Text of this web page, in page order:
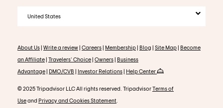
United States
About Us| Write a review| Careers| Membership| Blog | Site Map| Become
an Affiliate| Travelers' Choice| Owners| Business
Advantage| DMO/CVB | Investor Relations| Help Center
© 2025 Tripadvisor LLC All rights reserved. TripadvisorTerms of
Useand Privacy and Cookies Statement